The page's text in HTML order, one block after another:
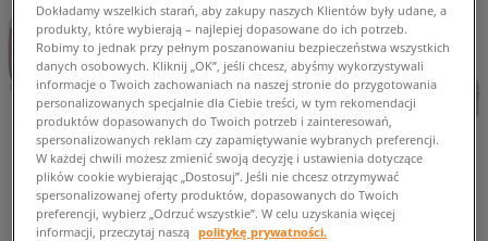
Dokładamy wszelkich starań, aby zakupy naszych Klientów były udane, a
produkty, które wybierają – najlepiej dopasowane do ich potrzeb.
Robimy to jednak przy pełnym poszanowaniu bezpieczeństwa wszystkich
danych osobowych. Kliknij „OK”, jeśli chcesz, abyśmy wykorzystywali
informacje o Twoich zachowaniach na naszej stronie do przygotowania
personalizowanych specjalnie dla Ciebie treści, w tym rekomendacji
produktów dopasowanych do Twoich potrzeb i zainteresowań,
spersonalizowanych reklam czy zapamiętywanie wybranych preferencji.
W każdej chwili możesz zmienić swoją decyzję i ustawienia dotyczące
plików cookie wybierając „Dostosuj”. Jeśli nie chcesz otrzymywać
spersonalizowanej oferty produktów, dopasowanych do Twoich
preferencji, wybierz „Odrzuć wszystkie”. W celu uzyskania więcej
informacji, przeczytaj naszą politykę prywatności.